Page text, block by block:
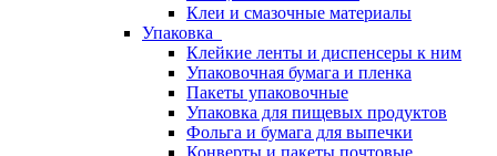
Клеи и смазочные материалы
Упаковка
Клейкие ленты и диспенсеры к ним
Упаковочная бумага и пленка
Пакеты упаковочные
Упаковка для пищевых продуктов
Фольга и бумага для выпечки
Конверты и пакеты почтовые